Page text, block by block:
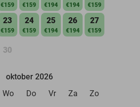
€159 €159 €194 €194 €159
23
€159
24
€159
25
€194
26
€194
27
€159
30
oktober 2026
Wo Do Vr Za Zo